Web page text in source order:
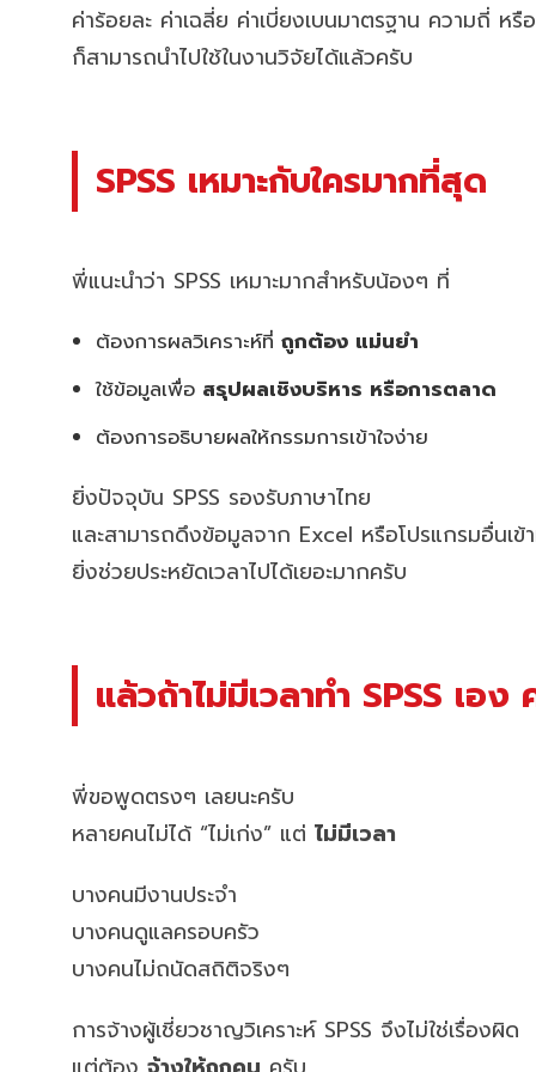
ค่าร้อยละ ค่าเฉลี่ย ค่าเบี่ยงเบนมาตรฐาน ความถี่ ห
ก็สามารถนำไปใช้ในงานวิจัยได้แล้วครับ
SPSS เหมาะกับใครมากที่สุด
พี่แนะนำว่า SPSS เหมาะมากสำหรับน้องๆ ที่
ต้องการผลวิเคราะห์ที่ ถูกต้อง แม่นยำ
ใช้ข้อมูลเพื่อ สรุปผลเชิงบริหาร หรือการตลาด
ต้องการอธิบายผลให้กรรมการเข้าใจง่าย
ยิ่งปัจจุบัน SPSS รองรับภาษาไทย
และสามารถดึงข้อมูลจาก Excel หรือโปรแกรมอื่นเข้
ยิ่งช่วยประหยัดเวลาไปได้เยอะมากครับ
แล้วถ้าไม่มีเวลาทำ SPSS เอง
พี่ขอพูดตรงๆ เลยนะครับ
หลายคนไม่ได้ “ไม่เก่ง” แต่ ไม่มีเวลา
บางคนมีงานประจำ
บางคนดูแลครอบครัว
บางคนไม่ถนัดสถิติจริงๆ
การจ้างผู้เชี่ยวชาญวิเคราะห์ SPSS จึงไม่ใช่เรื่องผิด